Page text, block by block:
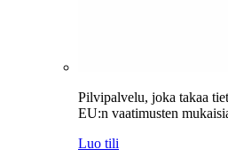
Pilvipalvelu, joka takaa
EU:n vaatimusten
Luo tili